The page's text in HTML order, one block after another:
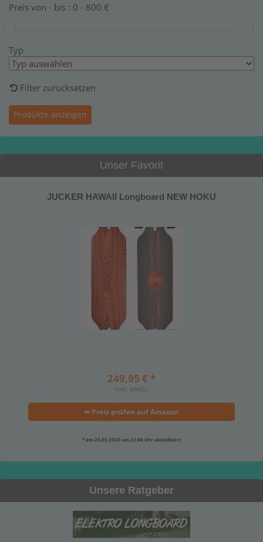
Preis von - bis : 0 - 800 €
Typ
Filter zurücksetzen
Unser Favorit
JUCKER HAWAII Longboard NEW HOKU
249,95 € *
inkl. MwSt.
➥ Preis prüfen auf Amazon
* am 23.05.2020 um 22:48 Uhr aktualisiert
Unsere Ratgeber